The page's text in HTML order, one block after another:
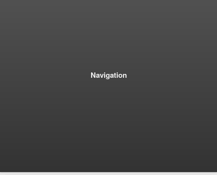
Navigation